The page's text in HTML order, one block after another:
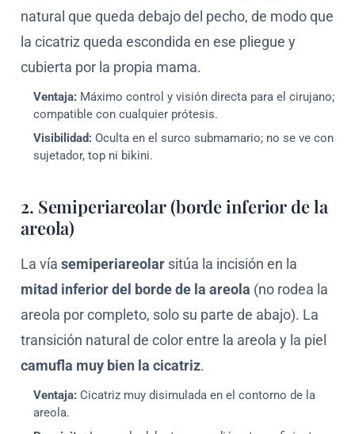
natural que queda debajo del pecho, de modo que
la cicatriz queda escondida en ese pliegue y
cubierta por la propia mama.
Ventaja: Máximo control y visión directa para el cirujano;
compatible con cualquier prótesis.
Visibilidad: Oculta en el surco submamario; no se ve con
sujetador, top ni bikini.
2. Semiperiareolar (borde inferior de la
areola)
La vía semiperiareolar sitúa la incisión en la
mitad inferior del borde de la areola (no rodea la
areola por completo, solo su parte de abajo). La
transición natural de color entre la areola y la piel
camufla muy bien la cicatriz.
Ventaja: Cicatriz muy disimulada en el contorno de la
areola.